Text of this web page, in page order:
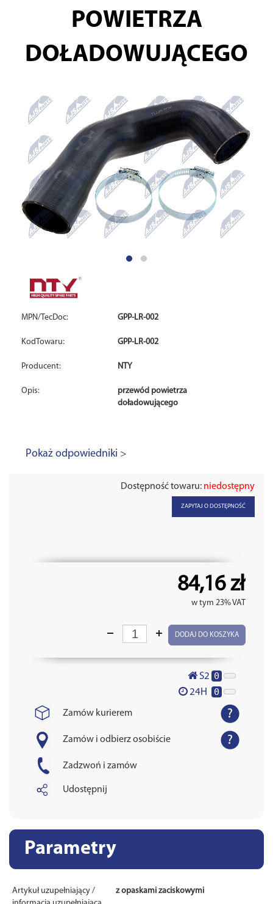
POWIETRZA
DOŁADOWUJĄCEGO
MPN/TecDoc: GPP-LR-002
KodTowaru: GPP-LR-002
Producent: NTY
Opis:
przewód powietrza
doładowującego
Pokaż odpowiedniki >
Dostępność towaru: niedostępny
ZAPYTAJ O DOSTĘPNOŚĆ
84,16 zł
w tym 23% VAT
DODAJ DO KOSZYKA
S2 0
24H 0
Zamów kurierem
Zamów i odbierz osobiście
Zadzwoń i zamów
Udostępnij
Parametry
Artykuł uzupełniający /
z opaskami zaciskowymi